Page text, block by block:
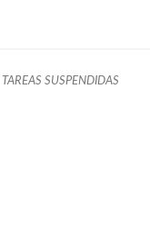
TAREAS SUSPENDIDAS